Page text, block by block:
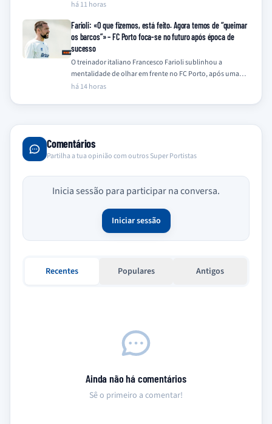
interesses do clube e dos…
há 11 horas
Farioli: «O que fizemos, está feito. Agora temos de “queimar
os barcos”» – FC Porto foca-se no futuro após época de
sucesso
O treinador italiano Francesco Farioli sublinhou a
mentalidade de olhar em frente no FC Porto, após uma
temporada de 2025/26 coroada com…
há 14 horas
Comentários
Partilha a tua opinião com outros Super Portistas
Inicia sessão para participar na conversa.
Iniciar sessão
Recentes Populares Antigos
Ainda não há comentários
Sê o primeiro a comentar!